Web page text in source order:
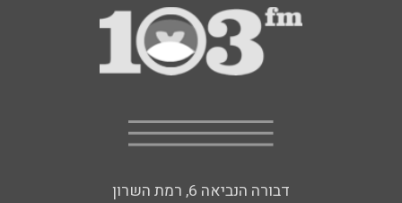
דבורה הנביאה 6, רמת השרון